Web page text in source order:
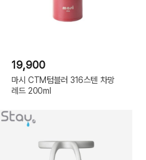
19,900
마시 CTM텀블러 316스텐 차망
레드 200ml